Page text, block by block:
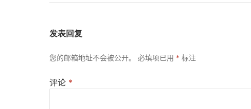
发表回复
您的邮箱地址不会被公开。 必填项已用 * 标注
评论 *